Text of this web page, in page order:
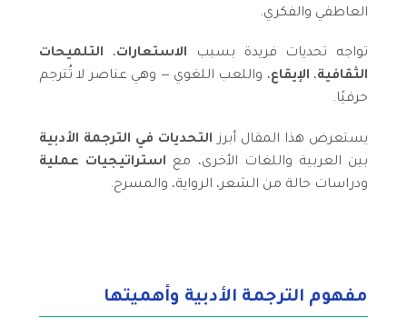
العاطفي والفكري.
تواجه تحديات فريدة بسبب الاستعارات، التلميحات
الثقافية، الإيقاع، واللعب اللغوي — وهي عناصر لا تُترجم
حرفيًا.
يستعرض هذا المقال أبرز التحديات في الترجمة الأدبية
بين العربية واللغات الأخرى، مع استراتيجيات عملية
ودراسات حالة من الشعر، الرواية، والمسرح.
مفهوم الترجمة الأدبية وأهميتها